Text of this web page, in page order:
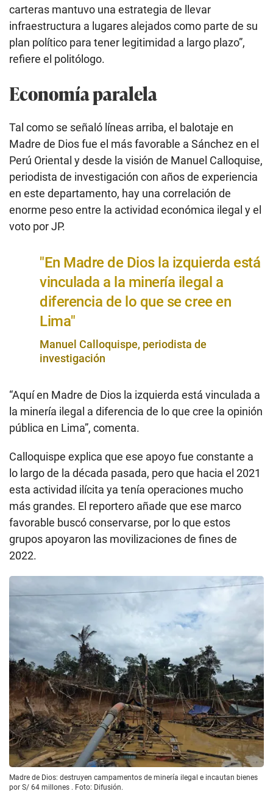
carteras mantuvo una estrategia de llevar
infraestructura a lugares alejados como parte de su
plan político para tener legitimidad a largo plazo”,
refiere el politólogo.
Economía paralela
Tal como se señaló líneas arriba, el balotaje en
Madre de Dios fue el más favorable a Sánchez en el
Perú Oriental y desde la visión de Manuel Calloquise,
periodista de investigación con años de experiencia
en este departamento, hay una correlación de
enorme peso entre la actividad económica ilegal y el
voto por JP.
"En Madre de Dios la izquierda está
vinculada a la minería ilegal a
diferencia de lo que se cree en
Lima"
Manuel Calloquispe, periodista de
investigación
“Aquí en Madre de Dios la izquierda está vinculada a
la minería ilegal a diferencia de lo que cree la opinión
pública en Lima”, comenta.
Calloquispe explica que ese apoyo fue constante a
lo largo de la década pasada, pero que hacia el 2021
esta actividad ilícita ya tenía operaciones mucho
más grandes. El reportero añade que ese marco
favorable buscó conservarse, por lo que estos
grupos apoyaron las movilizaciones de fines de
2022.
Madre de Dios: destruyen campamentos de minería ilegal e incautan bienes
por S/ 64 millones . Foto: Difusión.